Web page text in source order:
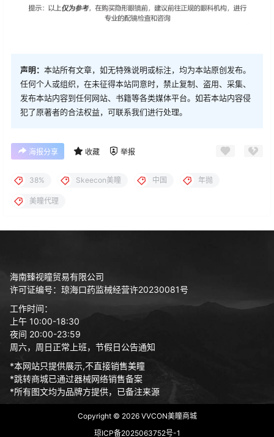
声明： 本站所有文章，如无特殊说明或标注，均为本站原创发布。
任何个人或组织，在未征得本站同意时，禁止复制、盗用、采集、
发布本站内容到任何网站、书籍等各类媒体平台。如若本站内容侵
犯了原著者的合法权益，可联系我们进行处理。
海报分享 收藏 举报
38% Skeecon美瞳 中国 年抛
美瞳代理
海南臻视瞳贸易有限公司
许可证编号：琼海口药监械经营许20230081号
工作时间：
上午 10:00-18:30
夜间 20:00-23:59
周六，周日正常上班，节假日公告通知
*本网站只提供展示,不直接销售美瞳
*跳转商城已通过器械网络销售备案
*所有图文均为品牌方提供，已备注来源
Copyright © 2026VVCON美瞳商城
琼ICP备2025063752号-1